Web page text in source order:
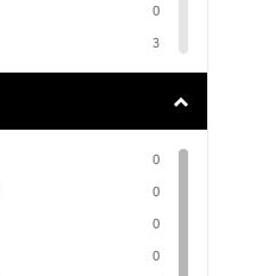
0
3
0
0
0
0
0